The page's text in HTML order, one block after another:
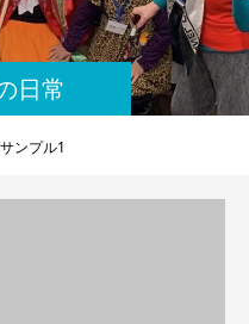
日常
ンプル1